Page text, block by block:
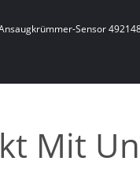
Sensor
Mit